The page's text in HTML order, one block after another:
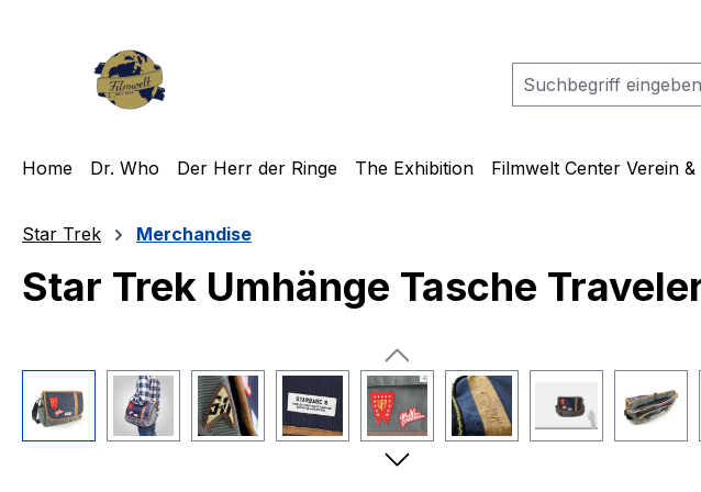
Home Dr. Who Der Herr der Ringe The Exhibition Filmwelt Center Verein
Star Trek Merchandise
Star Trek Umhänge Tasche